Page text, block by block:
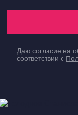
Даю согласие на
соответствии с